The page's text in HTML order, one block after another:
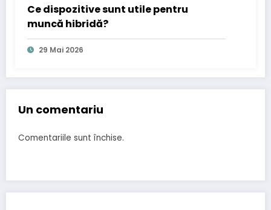
Ce dispozitive sunt utile pentru
muncă hibridă?
29 Mai 2026
Un comentariu
Comentariile sunt închise.